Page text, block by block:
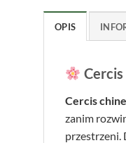
OPIS
Cercis
zanim
przestrzeni.